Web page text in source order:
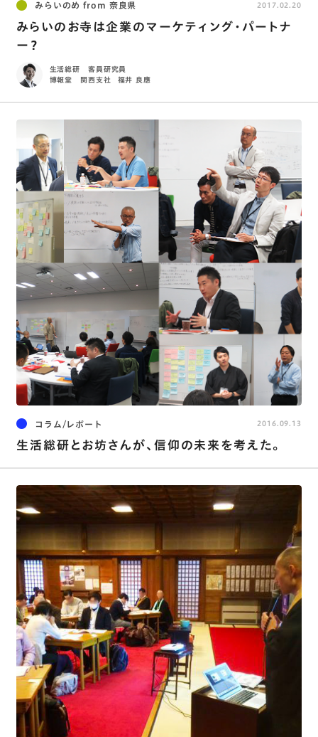
みらいのめ from 奈良県
みらいのお寺は企業のマーケティング・パートナ
ー？
生活総研 客員研究員
博報堂 関西支社
福井 良應
2017.02.20
コラム/レポート
生活総研とお坊さんが、信仰の未来を考えた。
2016.09.13